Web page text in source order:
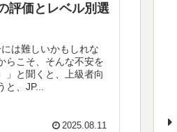
評価とレベル別選
は難しいかもしれな
らこそ、そんな不安を
」と聞くと、上級者向
、JP...
2025.08.11